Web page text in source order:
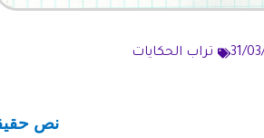
31/ تراب الحكايات
نص